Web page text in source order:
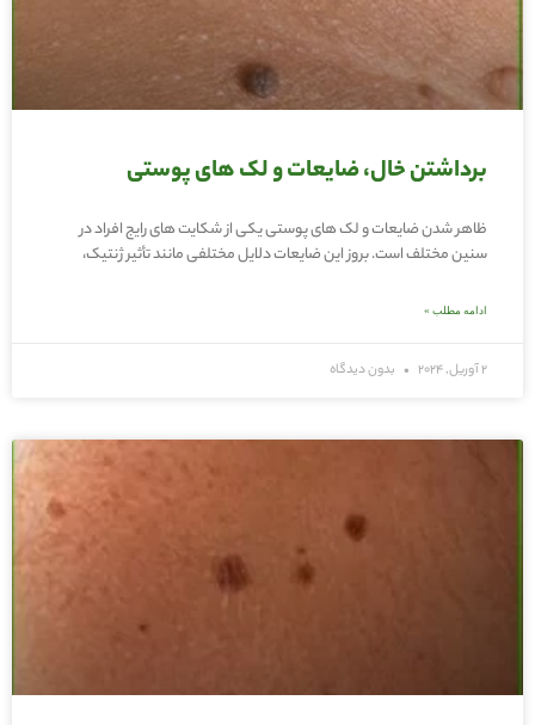
برداشتن خال، ضایعات و لک های پوستی
ظاهر شدن ضایعات و لک های پوستی یکی از شکایت های رایج افراد در
سنین مختلف است. بروز این ضایعات دلایل مختلفی مانند تأثیر ژنتیک،
ادامه مطلب »
2 آوریل, 2024 بدون دیدگاه